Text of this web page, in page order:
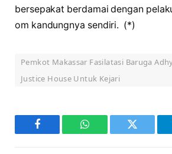
bersepakat berdamai dengan
om kandungnya sendiri. (*)
Pemkot Makassar Fasilatasi Baruga
Justice House Untuk Kejari
Facebook WhatsAppTwitter